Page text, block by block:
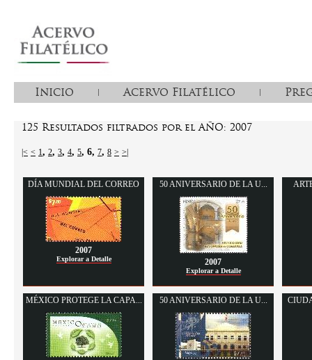
Inicio Acervo Filatélico
125 Resultados filtrados por el AÑO: 2007
|< < 1, 2, 3, 4, 5, 6, 7, 8 > >|
DÍA MUNDIAL DEL CORREO
2007
Explorar a Detalle
50 ANIVERSARIO DE LA U...
2007
Explorar a Detalle
MÉXICO PROTEGE LA CAPA... 50 ANIVERSARIO DE LA U...